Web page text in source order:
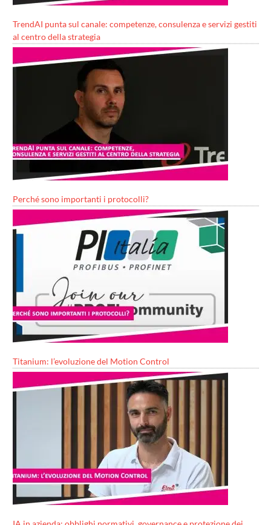
TrendAI punta sul canale: competenze, consulenza e servizi gestiti
al centro della strategia
Perché sono importanti i protocolli?
Titanium: l’evoluzione del Motion Control